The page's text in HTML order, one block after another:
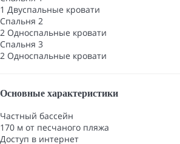
1 Двуспальные кровати
Спальня 2
2 Односпальные кровати
Спальня 3
2 Односпальные кровати
Основные характеристики
Частный бассейн
170 м от песчаного пляжа
Доступ в интернет